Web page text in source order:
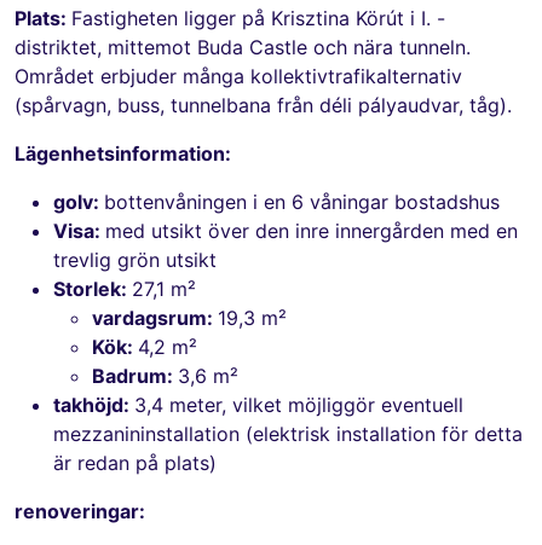
Plats: Fastigheten ligger på Krisztina Körút i I. -
distriktet, mittemot Buda Castle och nära tunneln.
Området erbjuder många kollektivtrafikalternativ
(spårvagn, buss, tunnelbana från déli pályaudvar, tåg).
Lägenhetsinformation:
golv: bottenvåningen i en 6 våningar bostadshus
Visa: med utsikt över den inre innergården med en
trevlig grön utsikt
Storlek: 27,1 m²
vardagsrum: 19,3 m²
Kök: 4,2 m²
Badrum: 3,6 m²
takhöjd: 3,4 meter, vilket möjliggör eventuell
mezzanininstallation (elektrisk installation för detta
är redan på plats)
renoveringar: